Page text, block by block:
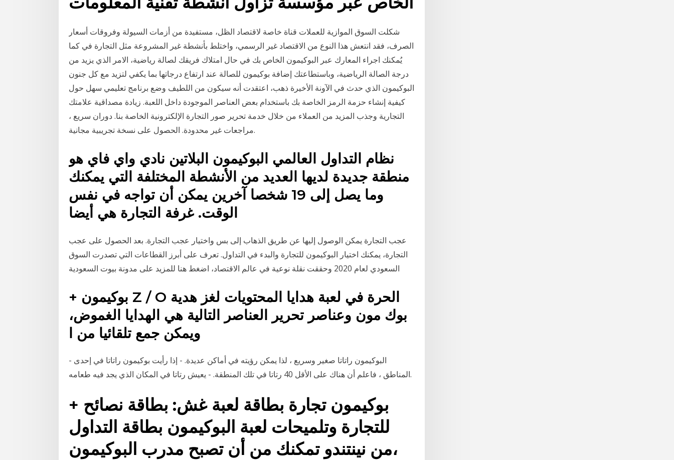
شكلت السوق الموازية للعملات قناة خاصة لاقتصاد الظل، مستفيدة من أزمات السيولة وفروقات أسعار
الصرف، فقد انتعش هذا النوع من الاقتصاد غير الرسمي، واختلط بأنشطة غير المشروعة مثل التجارة في كما
يُمكنك اجراء المعارك عبر البوكيمون الخاص بك في حال امتلاك فريقك لصالة رياضية، الامر الذي يزيد من
درجة الصالة الرياضية، وباستطاعتك إضافة بوكيمون للصالة عند ارتفاع درجاتها بما يكفي لتزيد مع كل جنون
البوكيمون الذي حدث في الآونة الأخيرة ذهب، اعتقدت أنه سيكون من اللطيف وضع برنامج تعليمي سهل حول
كيفية إنشاء حزمة الرمز الخاصة بك باستخدام بعض العناصر الموجودة داخل اللعبة. زيادة مصداقية علامتك
التجارية وجذب المزيد من العملاء من خلال خدمة تحرير صور التجارة الإلكترونية الخاصة بنا. دوران سريع ،
مراجعات غير محدودة. الحصول على نسخة تجريبية مجانية.
نظام التداول العالمي البوكيمون البلاتين نادي واي فاي هو
منطقة جديدة لديها العديد من الأنشطة المختلفة التي يمكنك
وما يصل إلى 19 شخصا آخرين يمكن أن تواجه في نفس
الوقت. غرفة التجارة هي أيضا
عجب التجارة يمكن الوصول إليها عن طريق الذهاب إلى بس واختيار عجب التجارة. بعد الحصول على عجب
التجارة، يمكنك اختيار البوكيمون للتجارة والبدء في التداول. تعرف على أبرز القطاعات التي تصدرت السوق
السعودي لعام 2020 وحققت نقلة نوعية في عالم الاقتصاد، اضغط هنا للمزيد على مدونة بيوت السعودية
+ بوكيمون Z / O الحرة في لعبة هدايا المحتويات لغز هدية
بوك مون وعناصر تحرير العناصر التالية هي الهدايا الغموض،
ويمكن جمع تلقائيا من ا
- البوكيمون راتاتا صغير وسريع ، لذا يمكن رؤيته في أماكن عديدة. - إذا رأيت بوكيمون راتاتا في إحدى
المناطق ، فاعلم أن هناك على الأقل 40 رتاتا في تلك المنطقة. - يعيش رتاتا في المكان الذي يجد فيه طعامه.
+ بوكيمون تجارة بطاقة لعبة غش: بطاقة نصائح
للتجارة وتلميحات لعبة البوكيمون بطاقة التداول
من نينتندو تمكنك من أن تصبح مدرب البوكيمون،